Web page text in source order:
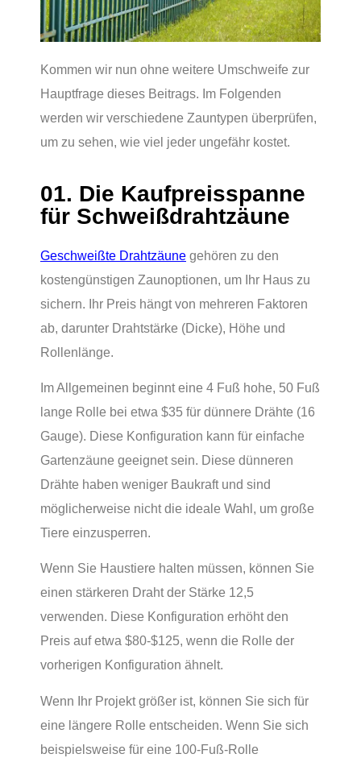
Kommen wir nun ohne weitere Umschweife zur
Hauptfrage dieses Beitrags. Im Folgenden
werden wir verschiedene Zauntypen überprüfen,
um zu sehen, wie viel jeder ungefähr kostet.
01. Die Kaufpreisspanne
für Schweißdrahtzäune
Geschweißte Drahtzäune gehören zu den
kostengünstigen Zaunoptionen, um Ihr Haus zu
sichern. Ihr Preis hängt von mehreren Faktoren
ab, darunter Drahtstärke (Dicke), Höhe und
Rollenlänge.
Im Allgemeinen beginnt eine 4 Fuß hohe, 50 Fuß
lange Rolle bei etwa $35 für dünnere Drähte (16
Gauge). Diese Konfiguration kann für einfache
Gartenzäune geeignet sein. Diese dünneren
Drähte haben weniger Baukraft und sind
möglicherweise nicht die ideale Wahl, um große
Tiere einzusperren.
Wenn Sie Haustiere halten müssen, können Sie
einen stärkeren Draht der Stärke 12,5
verwenden. Diese Konfiguration erhöht den
Preis auf etwa $80-$125, wenn die Rolle der
vorherigen Konfiguration ähnelt.
Wenn Ihr Projekt größer ist, können Sie sich für
eine längere Rolle entscheiden. Wenn Sie sich
beispielsweise für eine 100-Fuß-Rolle